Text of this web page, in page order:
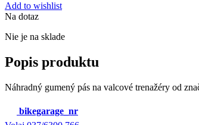
Add to wishlist
Na dotaz
Nie je na sklade
Popis produktu
Náhradný gumený pás na valcové trenažéry od
bikegarage_nr